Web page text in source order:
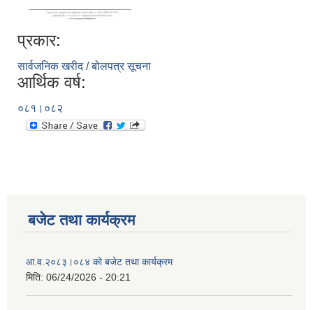
प्रकार:
सार्वजनिक खरीद / बोलपत्र सूचना
आर्थिक वर्ष:
०८१।०८२
बजेट तथा कार्यक्रम
आ.व.२०८३।०८४ को बजेट तथा कार्यक्रम
मिति: 06/24/2026 - 20:21